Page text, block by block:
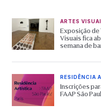
ARTES
Exposição de
Visuais fica
semana de
RESIDÊNCIA
Inscrições
FAAP São